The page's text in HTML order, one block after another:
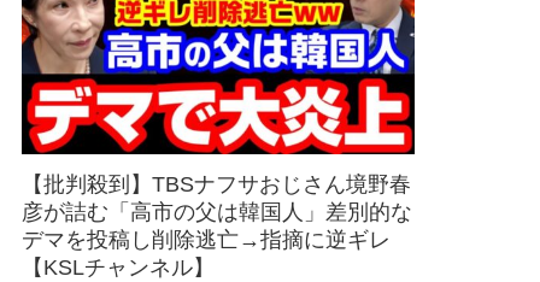
【批判殺到】TBSナフサおじさん境野春
彦が詰む「高市の父は韓国人」差別的な
デマを投稿し削除逃亡→指摘に逆ギレ
【KSLチャンネル】